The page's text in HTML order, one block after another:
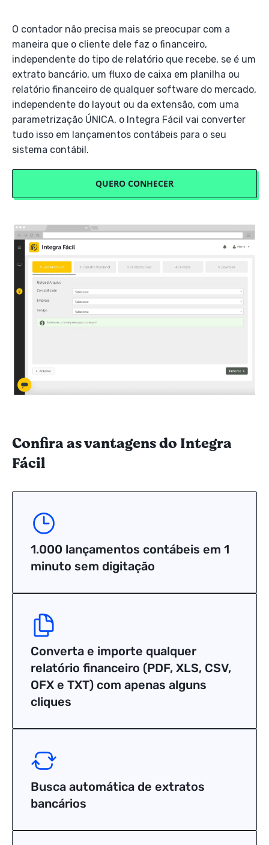
O contador não precisa mais se preocupar com a
maneira que o cliente dele faz o financeiro,
independente do tipo de relatório que recebe, se é um
extrato bancário, um fluxo de caixa em planilha ou
relatório financeiro de qualquer software do mercado,
independente do layout ou da extensão, com uma
parametrização ÚNICA, o Integra Fácil vai converter
tudo isso em lançamentos contábeis para o seu
sistema contábil.
QUERO CONHECER
Confira as vantagens do Integra
Fácil
1.000 lançamentos contábeis em 1
minuto sem digitação
Converta e importe qualquer
relatório financeiro (PDF, XLS, CSV,
OFX e TXT) com apenas alguns
cliques
Busca automática de extratos
bancários